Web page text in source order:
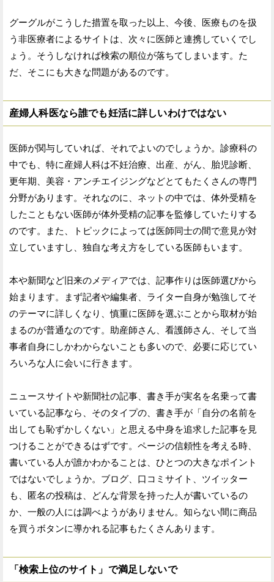
グーグルがこうした措置を取った以上、今後、医療ものを扱
う非医療者によるサイトは、次々に医師と連携していくでし
ょう。そうしなければ検索の順位が落ちてしまいます。た
だ、そこにも大きな問題があるのです。
産婦人科医なら誰でも妊活に詳しいわけではない
医師が関与していれば、それでよいのでしょうか。診療科の
中でも、特に産婦人科は不妊治療、出産、がん、胎児診断、
更年期、美容・アンチエイジングなどとてもたくさんの専門
分野があります。それなのに、ネットの中では、体外受精を
したこともない医師が体外受精の記事を監修していたりする
のです。また、トピックによっては医師同士の間で意見が対
立していますし、独自な考え方をしている医師もいます。
本や新聞など旧来のメディアでは、記事作りは医師選びから
始まります。まず記者や編集者、ライター自身が勉強してそ
のテーマに詳しくなり、慎重に医師を選ぶことから取材が始
まるのが普通なのです。助産師さん、看護師さん、そして当
事者自身にしかわからないことも多いので、必要に応じてい
ろいろな人に会いに行きます。
ニュースサイトや新聞社の記事、書き手が実名を名乗って書
いている記事なら、そのタイプの、書き手が「自分の名前を
出しても恥ずかしくない」と思える中身を追求した記事を見
つけることができるはずです。ページの信頼性を考える時、
書いている人が誰かわかることは、ひとつの大きなポイント
ではないでしょうか。ブログ、口コミサイト、ツイッター
も、匿名の投稿は、どんな背景を持った人が書いているの
か、一般の人には調べようがありません。知らない間に商品
を買うボタンに導かれる記事もたくさんあります。
「検索上位のサイト」で満足しないで